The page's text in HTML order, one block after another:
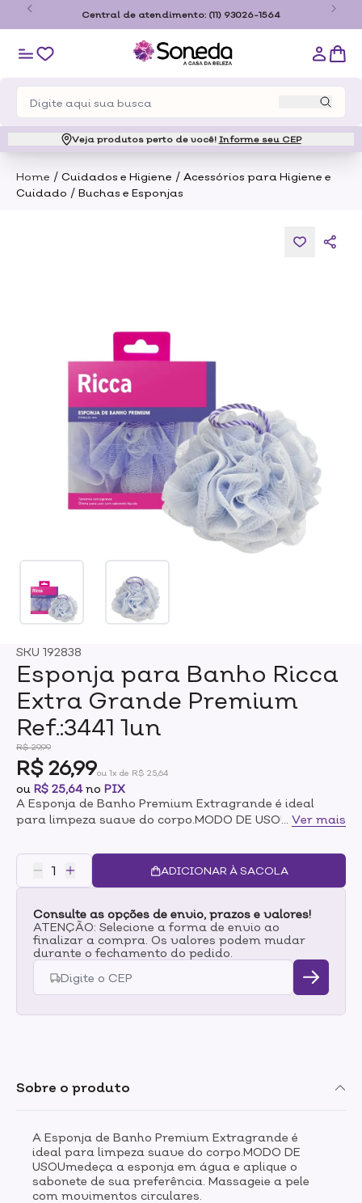
Central de atendimento: (11) 93026-1564
Veja produtos perto de você! Informe seu CEP
Home / Cuidados e Higiene / Acessórios para Higiene e
Cuidado / Buchas e Esponjas
SKU 192838
Esponja para Banho Ricca
Extra Grande Premium
Ref.:3441 1un
R$ 29,99
R$ 26,99ou 1x de R$ 25,64
ou R$ 25,64no PIX
A Esponja de Banho Premium Extragrande é ideal
para limpeza suave do corpo.MODO DE USOUmedeça
preferência. Massageie a pele com movimentos
circulares.
Ver mais
ADICIONAR À SACOLA
Consulte as opções de envio, prazos e valores!
ATENÇÃO: Selecione a forma de envio ao
finalizar a compra. Os valores podem mudar
durante o fechamento do pedido.
Sobre o produto
A Esponja de Banho Premium Extragrande é
ideal para limpeza suave do corpo.MODO DE
USOUmedeça a esponja em água e aplique o
sabonete de sua preferência. Massageie a pele
com movimentos circulares.